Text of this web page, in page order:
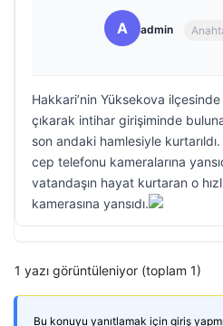
A admin
Hakkari’nin Yüksekova
çıkarak intihar girişiminde
son andaki hamlesiyle
cep telefonu kameralarına
vatandaşın hayat kurtaran o
kamerasına yansıdı.
1 yazı görüntüleniyor (toplam 1)
Bu konuyu yanıtlamak için giriş